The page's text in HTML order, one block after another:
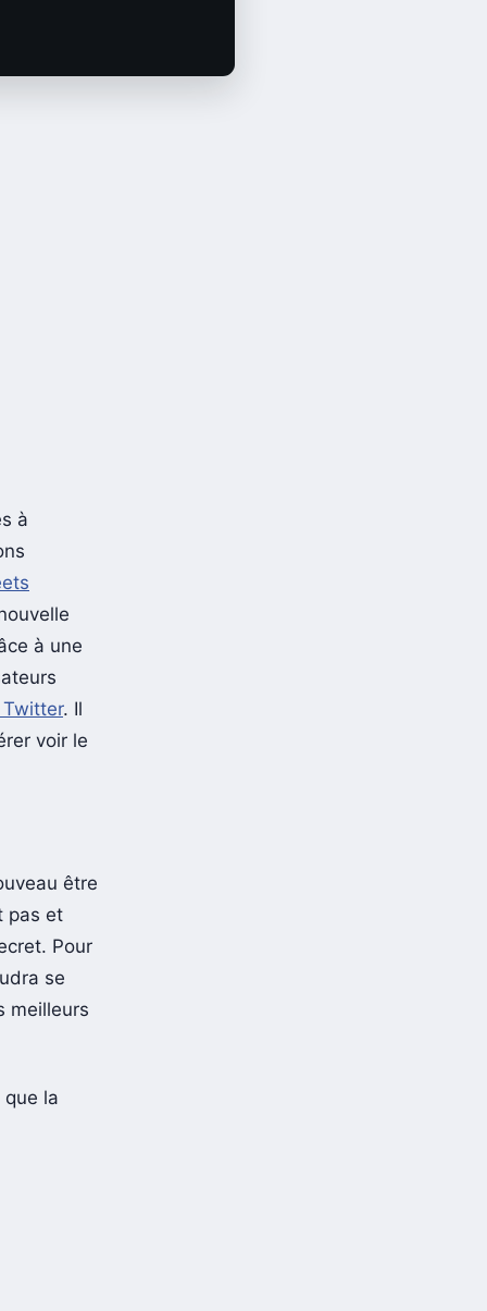
à
à une
. Il
voir le
être
pas et
Pour
se
meilleurs
la